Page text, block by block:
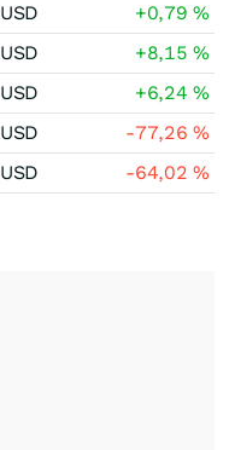
USD +0,79%
USD +8,15%
USD +6,24%
USD -77,26%
USD -64,02%